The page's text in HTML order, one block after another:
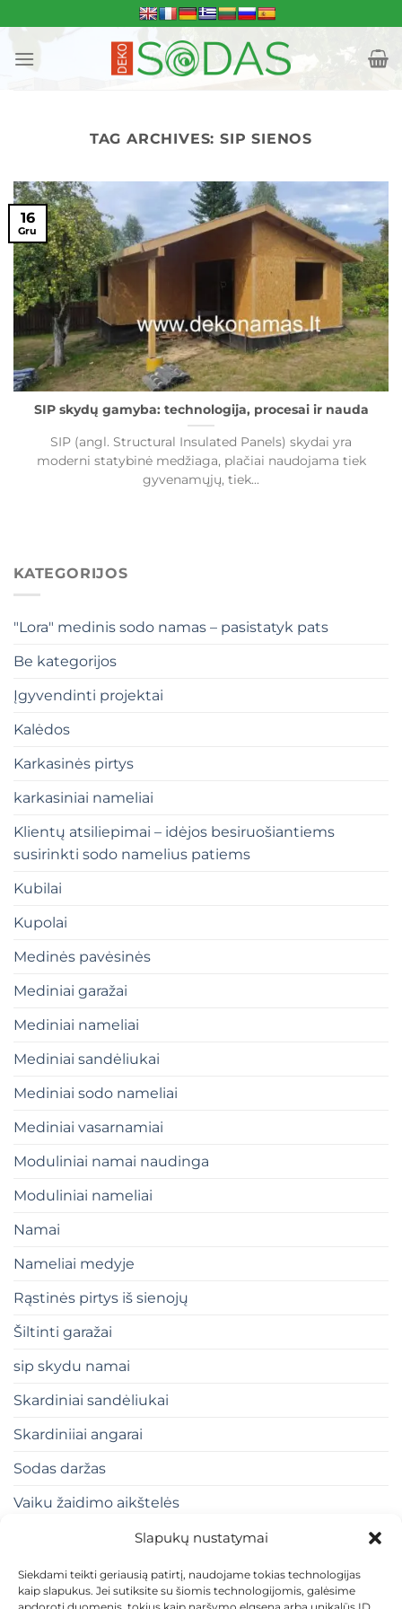
Slapukų nustatymai
Siekdami teikti geriausią patirtį, naudojame tokias technologijas
kaip slapukus. Jei sutiksite su šiomis technologijomis, galėsime
to
content
TAG ARCHIVES:SIP SIENOS
SIP skydų gamyba: technologija, procesai ir nauda
SIP (angl. Structural Insulated Panels) skydai yra
moderni statybinė medžiaga, plačiai naudojama tiek
gyvenamųjų, tiek...
16
Gru
KATEGORIJOS
"Lora" medinis sodo namas – pasistatyk pats
Be kategorijos
Įgyvendinti projektai
Kalėdos
Karkasinės pirtys
karkasiniai nameliai
Klientų atsiliepimai – idėjos besiruošiantiems
susirinkti sodo namelius patiems
Kubilai
Kupolai
Medinės pavėsinės
Mediniai garažai
Mediniai nameliai
Mediniai sandėliukai
Mediniai sodo nameliai
Mediniai vasarnamiai
Moduliniai namai naudinga
Moduliniai nameliai
Namai
Nameliai medyje
Rąstinės pirtys iš sienojų
Šiltinti garažai
sip skydu namai
Skardiniai sandėliukai
Skardiniiai angarai
Sodas daržas
Vaiku žaidimo aikštelės